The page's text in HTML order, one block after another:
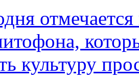
культуру